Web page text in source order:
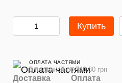
Купить
ОПЛАТА ЧАСТЯМИ
5 платежей по 749.80 грн
Доставка Оплата